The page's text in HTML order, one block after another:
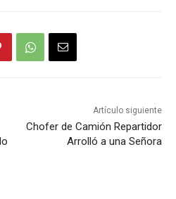
Artículo siguiente
Chofer de Camión Repartidor
Arrolló a una Señora